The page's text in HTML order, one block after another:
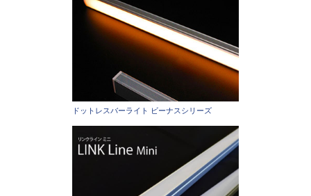
ドットレスバーライト ビーナスシリーズ